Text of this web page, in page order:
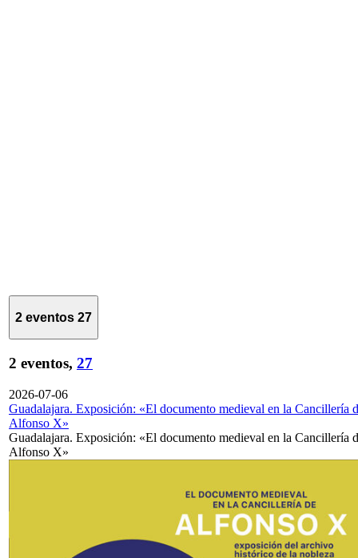
2 eventos 27
2 eventos, 27
2026-07-06
Guadalajara. Exposición: «El documento medieval en la Cancillería
Alfonso X»
Guadalajara. Exposición: «El documento medieval en la Cancillería
Alfonso X»